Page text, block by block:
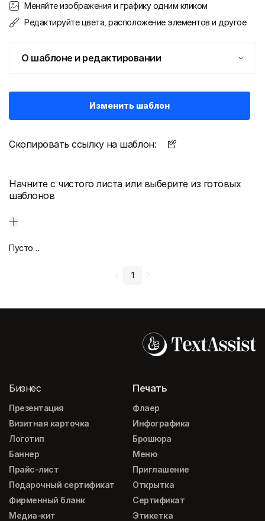
Меняйте изображения и графику одним кликом
Редактируйте цвета, расположение элементов и другое
О шаблоне и редактировании
Изменить шаблон
Скопировать ссылку на шаблон:
Начните с чистого листа или выберите из готовых
шаблонов
Пустой дизайн-макет
1
Бизнес
Презентация
Визитная карточка
Логотип
Баннер
Прайс-лист
Подарочный сертификат
Фирменный бланк
Медиа-кит
Печать
Флаер
Инфографика
Брошюра
Меню
Приглашение
Открытка
Сертификат
Этикетка